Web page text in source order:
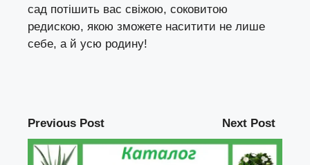
сад потішить вас свіжою, соковитою
редискою, якою зможете наситити не лише
себе, а й усю родину!
Previous Post Next Post